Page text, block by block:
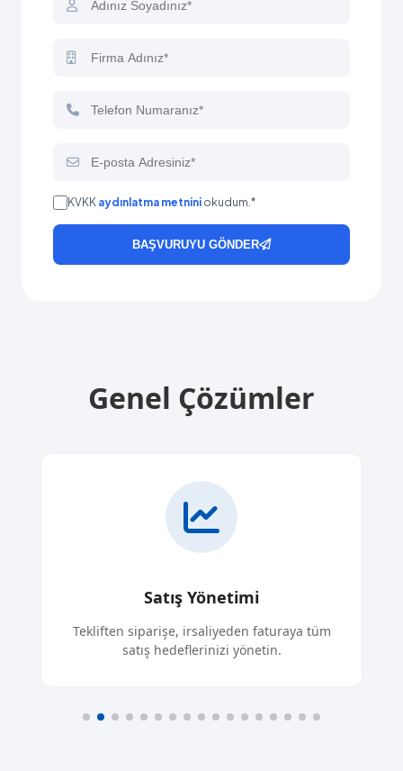
KVKK aydınlatma metnini okudum.*
BAŞVURUYU GÖNDER
Genel Çözümler
Stok & Hizmet Yönetimi
Çoklu şube, çoklu depo, varyant gibi
özelliklerle stoklarınızı etkin yönetin.